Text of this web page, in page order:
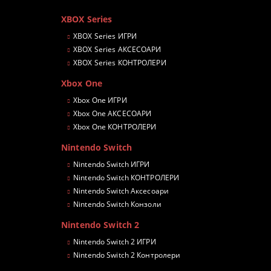
XBOX Series
XBOX Series ИГРИ
XBOX Series АКСЕСОАРИ
XBOX Series КОНТРОЛЕРИ
Xbox One
Xbox One ИГРИ
Xbox One АКСЕСОАРИ
Xbox One КОНТРОЛЕРИ
Nintendo Switch
Nintendo Switch ИГРИ
Nintendo Switch КОНТРОЛЕРИ
Nintendo Switch Аксесоари
Nintendo Switch Конзоли
Nintendo Switch 2
Nintendo Switch 2 ИГРИ
Nintendo Switch 2 Контролери